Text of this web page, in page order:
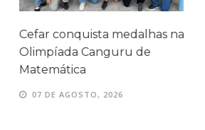
Cefar conquista medalhas na
Olimpíada Canguru de
Matemática
07 DE AGOSTO, 2026